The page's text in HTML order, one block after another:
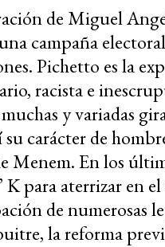
de Miguel
campaña
Pichetto es la
racista e
y variadas
carácter de
Menem. En los
para aterrizar en
de numerosas
la reforma